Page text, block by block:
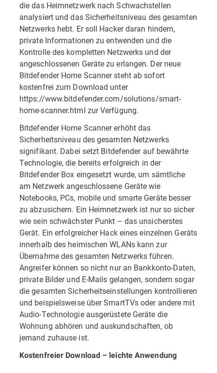
die das Heimnetzwerk nach Schwachstellen
analysiert und das Sicherheitsniveau des gesamten
Netzwerks hebt. Er soll Hacker daran hindern,
private Informationen zu entwenden und die
Kontrolle des kompletten Netzwerks und der
angeschlossenen Geräte zu erlangen. Der neue
Bitdefender Home Scanner steht ab sofort
kostenfrei zum Download unter
https://www.bitdefender.com/solutions/smart-
home-scanner.html zur Verfügung.
Bitdefender Home Scanner erhöht das
Sicherheitsniveau des gesamten Netzwerks
signifikant. Dabei setzt Bitdefender auf bewährte
Technologie, die bereits erfolgreich in der
Bitdefender Box eingesetzt wurde, um sämtliche
am Netzwerk angeschlossene Geräte wie
Notebooks, PCs, mobile und smarte Geräte besser
zu abzusichern. Ein Heimnetzwerk ist nur so sicher
wie sein schwächster Punkt – das unsicherstes
Gerät. Ein erfolgreicher Hack eines einzelnen Geräts
innerhalb des heimischen WLANs kann zur
Übernahme des gesamten Netzwerks führen.
Angreifer können so nicht nur an Bankkonto-Daten,
private Bilder und E-Mails gelangen, sondern sogar
die gesamten Sicherheitseinstellungen kontrollieren
und beispielsweise über SmartTVs oder andere mit
Audio-Technologie ausgerüstete Geräte die
Wohnung abhören und auskundschaften, ob
jemand zuhause ist.
Kostenfreier Download – leichte Anwendung